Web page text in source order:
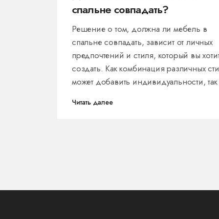
спальне совпадать?
Решение о том, должна ли мебель в
спальне совпадать, зависит от личных
предпочтений и стиля, который вы
создать. Как комбинация различных
может добавить индивидуальности,
гармонию. Этот выбор включает
ваша спальня стала настоящим
Читать далее